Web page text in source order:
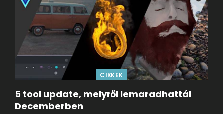
CIKKEK
5 tool update, melyről lemaradhattál
Decemberben